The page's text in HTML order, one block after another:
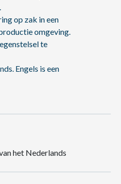
op zak in een
omgeving.
te
Engels is een
het Nederlands